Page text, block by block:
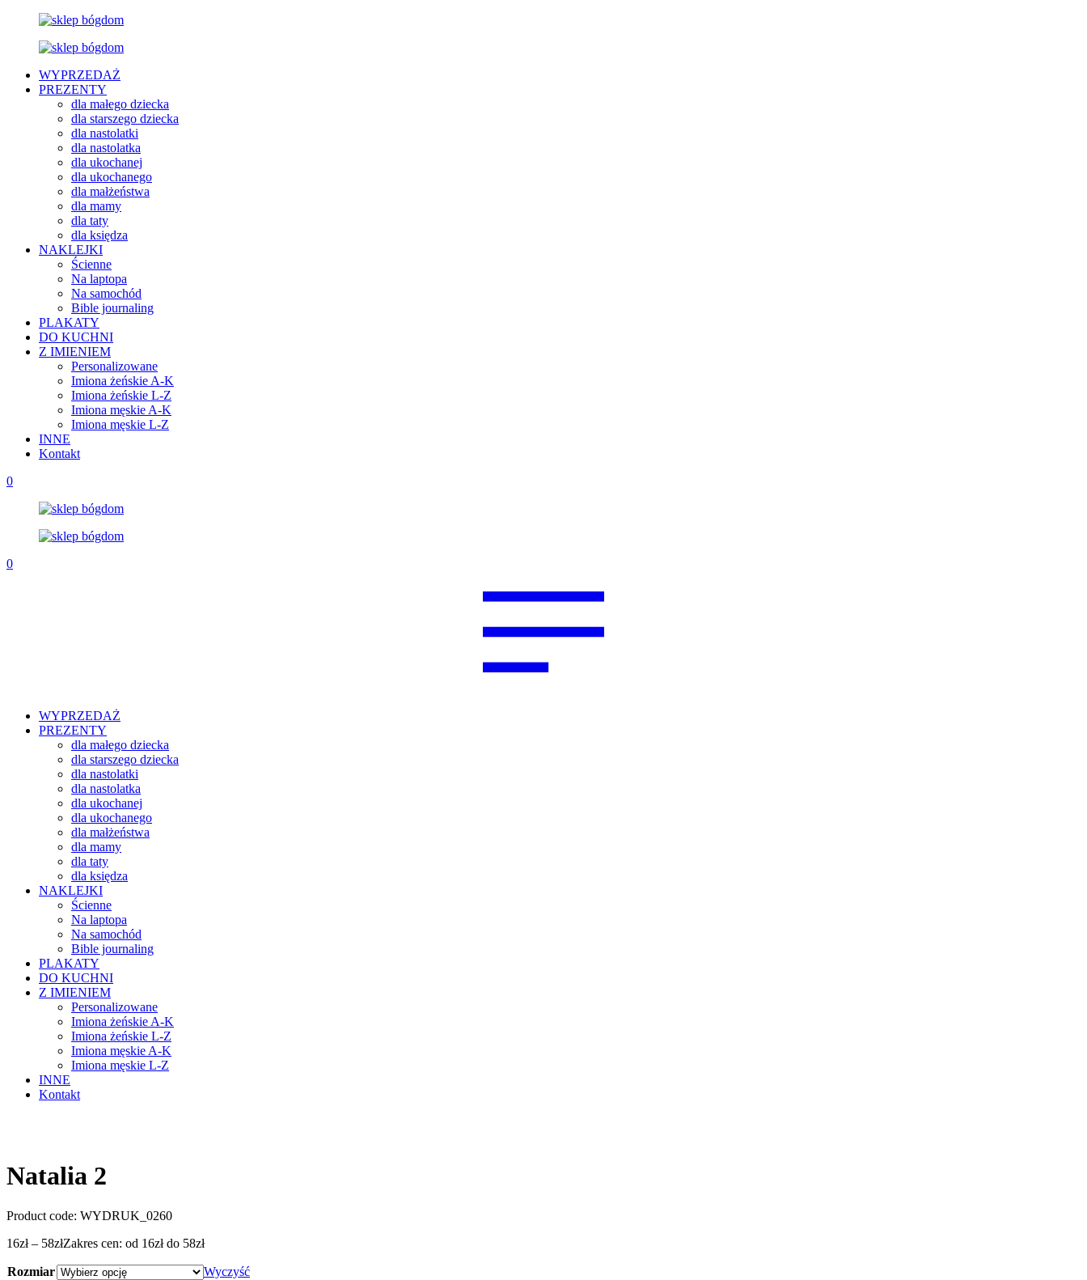
WYPRZEDAŻ
PREZENTY
dla małego dziecka
dla starszego dziecka
dla nastolatki
dla nastolatka
dla ukochanej
dla ukochanego
dla małżeństwa
dla mamy
dla taty
dla księdza
NAKLEJKI
Ścienne
Na laptopa
Na samochód
Bible journaling
PLAKATY
DO KUCHNI
Z IMIENIEM
Personalizowane
Imiona żeńskie A-K
Imiona żeńskie L-Z
Imiona męskie A-K
Imiona męskie L-Z
INNE
Kontakt
0
0
WYPRZEDAŻ
PREZENTY
dla małego dziecka
dla starszego dziecka
dla nastolatki
dla nastolatka
dla ukochanej
dla ukochanego
dla małżeństwa
dla mamy
dla taty
dla księdza
NAKLEJKI
Ścienne
Na laptopa
Na samochód
Bible journaling
PLAKATY
DO KUCHNI
Z IMIENIEM
Personalizowane
Imiona żeńskie A-K
Imiona żeńskie L-Z
Imiona męskie A-K
Imiona męskie L-Z
INNE
Kontakt
Natalia 2
Product code: WYDRUK_0260
16zł – 58złZakres cen: od 16zł do 58zł
Rozmiar
Wyczyść